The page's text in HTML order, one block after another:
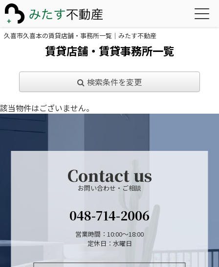
久喜市久喜本の賃貸店舗・事務所一覧｜みたす不動産
賃貸店舗・賃貸事務所一覧
検索条件を変更
該当物件はございません。
Contact us
お問い合わせ・ご相談
048-714-2006
営業時間：10:00～18:00
定休日：水曜日